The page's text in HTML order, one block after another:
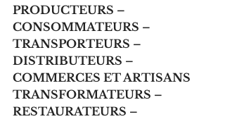
PRODUCTEURS –
CONSOMMATEURS –
TRANSPORTEURS –
DISTRIBUTEURS –
COMMERCES ET ARTISANS
TRANSFORMATEURS –
RESTAURATEURS –